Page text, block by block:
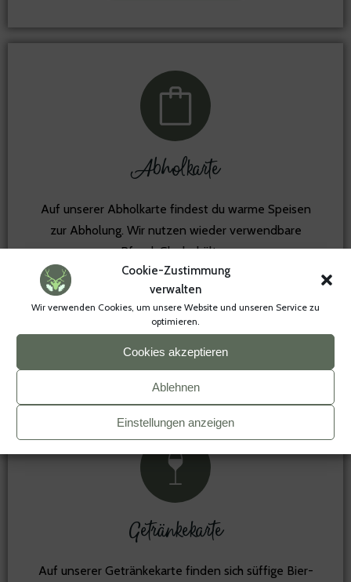
Cookie-Zustimmung
verwalten
Wir verwenden Cookies, um unsere Website und unseren Service zu
optimieren.
Cookies akzeptieren
Ablehnen
Einstellungen anzeigen
Abholkarte
Auf unserer Abholkarte findest du warme Speisen
zur Abholung. Wir nutzen wieder verwendbare
Pfand-Glasbehälter.
Die Gerichte können telefonisch bestellt werden.
Getränkekarte
Auf unserer Getränkekarte finden sich süffige Bier-